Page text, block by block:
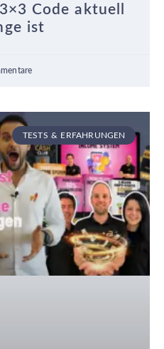
Code aktuell
ist
TESTS & ERFAHRUNGEN